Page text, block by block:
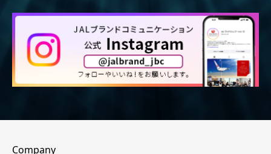
Company